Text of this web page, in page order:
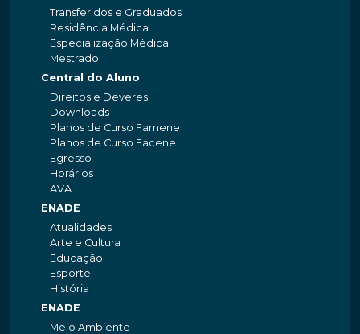
Transferidos e Graduados
Residência Médica
Especialização Médica
Mestrado
Central do Aluno
Direitos e Deveres
Downloads
Planos de Curso Famene
Planos de Curso Facene
Egresso
Horários
AVA
ENADE
Atualidades
Arte e Cultura
Educação
Esporte
História
ENADE
Meio Ambiente